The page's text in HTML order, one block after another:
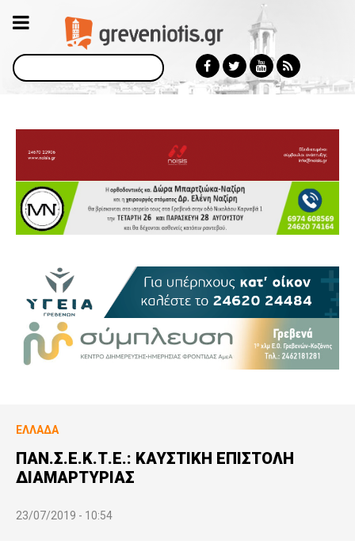
Αναζήτηση
ΕΛΛΆΔΑ
ΠΑΝ.Σ.Ε.Κ.Τ.Ε.: ΚΑΥΣΤΙΚΗ ΕΠΙΣΤΟΛΗ
ΔΙΑΜΑΡΤΥΡΙΑΣ
23/07/2019 - 10:54